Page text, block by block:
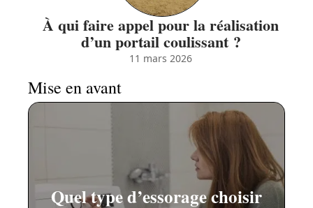
À qui faire appel pour la réalisation
d’un portail coulissant ?
11 mars 2026
Mise en avant
Quel type d’essorage choisir